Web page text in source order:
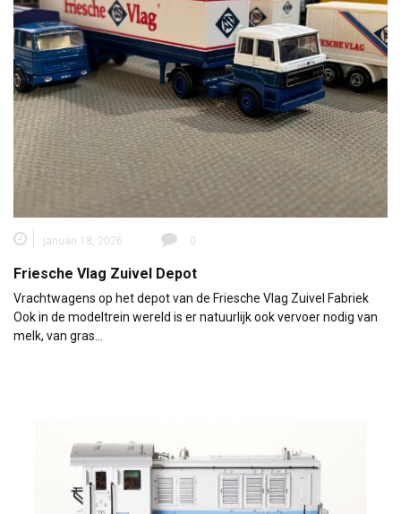
januari 18, 2026 0
Friesche Vlag Zuivel Depot
Vrachtwagens op het depot van de Friesche Vlag Zuivel Fabriek
Ook in de modeltrein wereld is er natuurlijk ook vervoer nodig van
melk, van gras…